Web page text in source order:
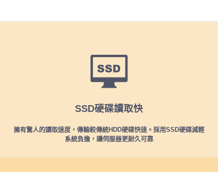
SSD硬碟讀取快
擁有驚人的讀取速度，傳輸較傳統HDD硬碟快速。採用SSD硬碟減輕
系統負擔，讓伺服器更耐久可靠